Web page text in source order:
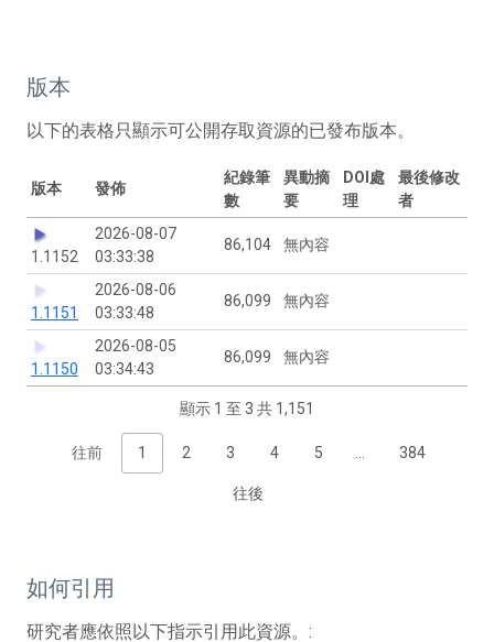
版本
以下的表格只顯示可公開存取資源的已發布版本。
版本 發佈
紀錄筆
數
異動摘
要
DOI處
理
最後修改
者
1.1152
2026-08-07
03:33:38
86,104 無內容
1.1151
2026-08-06
03:33:48
86,099 無內容
1.1150
2026-08-05
03:34:43
86,099 無內容
顯示 1 至 3 共 1,151
往前 1 2 3 4 5 384
往後
如何引用
研究者應依照以下指示引用此資源。: